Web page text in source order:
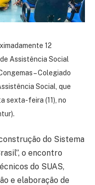
12
Assistência Social
– Colegiado
Social, que
sexta-feira (11), no
do Sistema
o encontro
do SUAS,
e elaboração de